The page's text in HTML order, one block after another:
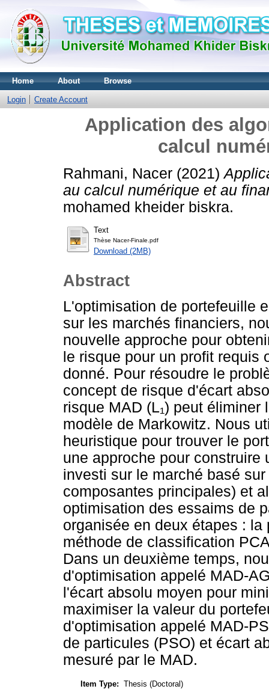
Home About Browse
Login Create Account
Application des
calcul
Rahmani, Nacer (2021)
au calcul numérique et au
mohamed kheider biskra.
Text
Thèse Nacer-Finale.pdf
Download (2MB)
Abstract
L'optimisation de portefeuille
sur les marchés financiers,
nouvelle approche pour
le risque pour un profit
donné. Pour résoudre le
concept de risque d'écart
risque MAD (L₁) peut
modèle de Markowitz. Nous
heuristique pour trouver le
une approche pour
investi sur le marché basé
composantes principales) et
optimisation des essaims de
organisée en deux étapes :
méthode de classification
Dans un deuxième temps,
d'optimisation appelé MAD-
l'écart absolu moyen pour
maximiser la valeur du
d'optimisation appelé MAD-
de particules (PSO) et écart
mesuré par le MAD.
Item Type: Thesis (Doctoral)